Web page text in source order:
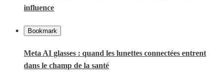
influence
Bookmark
Meta AI glasses : quand les lunettes connectées entrent
dans le champ de la santé